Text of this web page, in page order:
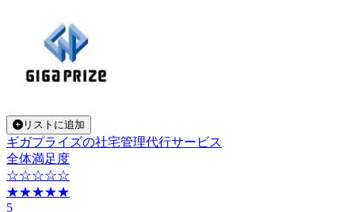
リストに追加
ギガプライズの社宅管理代行サービス
全体満足度
☆☆☆☆☆
★★★★★
5